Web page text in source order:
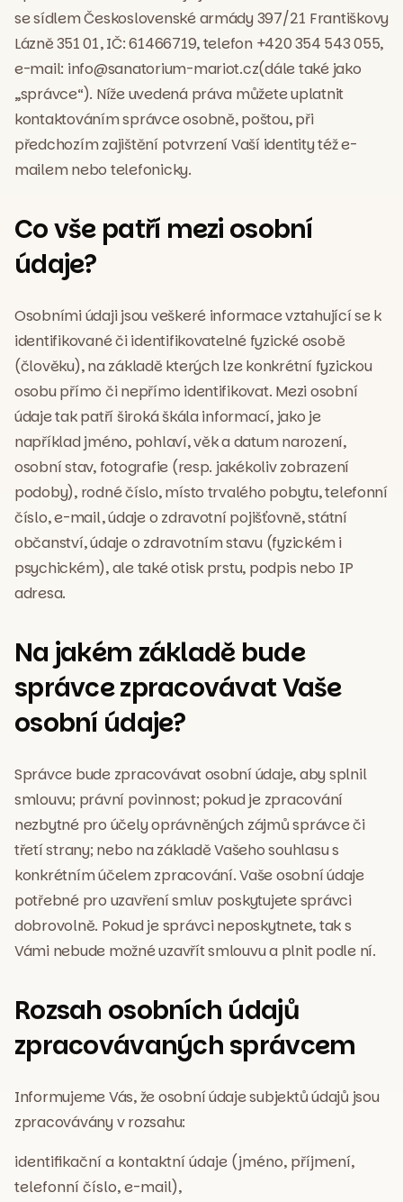
se sídlem Československé armády 397/21 Františkovy
Lázně 351 01, IČ: 61466719, telefon +420 354 543 055,
e-mail: info@sanatorium-mariot.cz(dále také jako
„správce“). Níže uvedená práva můžete uplatnit
kontaktováním správce osobně, poštou, při
předchozím zajištění potvrzení Vaší identity též e-
mailem nebo telefonicky.
Co vše patří mezi osobní
údaje?
Osobními údaji jsou veškeré informace vztahující se k
identifikované či identifikovatelné fyzické osobě
(člověku), na základě kterých lze konkrétní fyzickou
osobu přímo či nepřímo identifikovat. Mezi osobní
údaje tak patří široká škála informací, jako je
například jméno, pohlaví, věk a datum narození,
osobní stav, fotografie (resp. jakékoliv zobrazení
podoby), rodné číslo, místo trvalého pobytu, telefonní
číslo, e-mail, údaje o zdravotní pojišťovně, státní
občanství, údaje o zdravotním stavu (fyzickém i
psychickém), ale také otisk prstu, podpis nebo IP
adresa.
Na jakém základě bude
správce zpracovávat Vaše
osobní údaje?
Správce bude zpracovávat osobní údaje, aby splnil
smlouvu; právní povinnost; pokud je zpracování
nezbytné pro účely oprávněných zájmů správce či
třetí strany; nebo na základě Vašeho souhlasu s
konkrétním účelem zpracování. Vaše osobní údaje
potřebné pro uzavření smluv poskytujete správci
dobrovolně. Pokud je správci neposkytnete, tak s
Vámi nebude možné uzavřít smlouvu a plnit podle ní.
Rozsah osobních údajů
zpracovávaných správcem
Informujeme Vás, že osobní údaje subjektů údajů jsou
zpracovávány v rozsahu:
identifikační a kontaktní údaje (jméno, příjmení,
telefonní číslo, e-mail),